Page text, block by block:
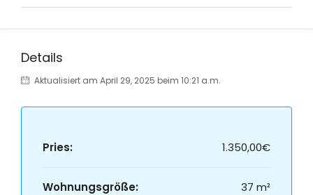
Details
Aktualisiert am April 29, 2025 beim 10:21 a.m.
Pries: 1.350,00€
Wohnungsgröße: 37 m²